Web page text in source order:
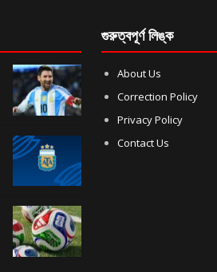
গুরুত্বপূর্ণ লিঙ্ক
About Us
Correction Policy
Privacy Policy
Contact Us